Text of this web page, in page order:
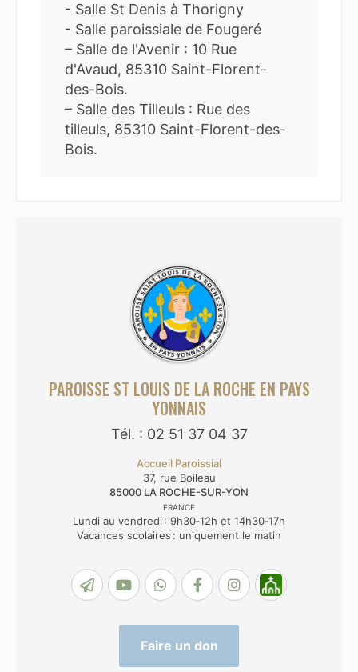
PAROISSE ST LOUIS DE LA ROCHE EN PAYS
YONNAIS
Tél. : 02 51 37 04 37
Accueil Paroissial
37, rue Boileau
85000 LA ROCHE-SUR-YON
FRANCE
Lundi au vendredi : 9h30‑12h et 14h30‑17h
Vacances scolaires : uniquement le matin
Faire un don
- Salle St Denis à Thorigny
- Salle paroissiale de Fougeré
– Salle de l'Avenir : 10 Rue
d'Avaud, 85310 Saint-Florent-
des-Bois.
– Salle des Tilleuls : Rue des
tilleuls, 85310 Saint-Florent-des-
Bois.